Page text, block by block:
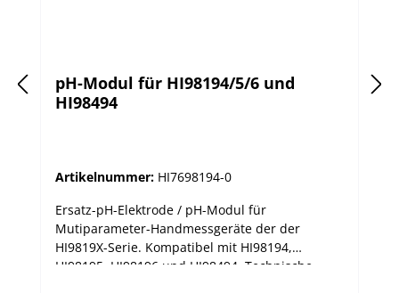
pH-Modul für HI98194/5/6 und
HI98494
Artikelnummer: HI7698194-0
Ersatz-pH-Elektrode / pH-Modul für
Mutiparameter-Handmessgeräte der der
HI9819X-Serie. Kompatibel mit HI98194,
HI98195, HI98196 und HI98494. Technische